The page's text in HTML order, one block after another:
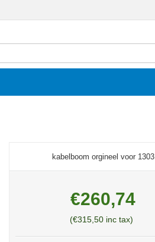
kabelboom orgineel voor 1303
€260,74
(€315,50 inc tax)